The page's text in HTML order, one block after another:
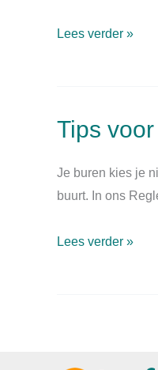
Subsidies
buurtactiviteit?
Lees verder »
Tips
Je buren kies je
buurt. In ons
Tips
Lees verder »